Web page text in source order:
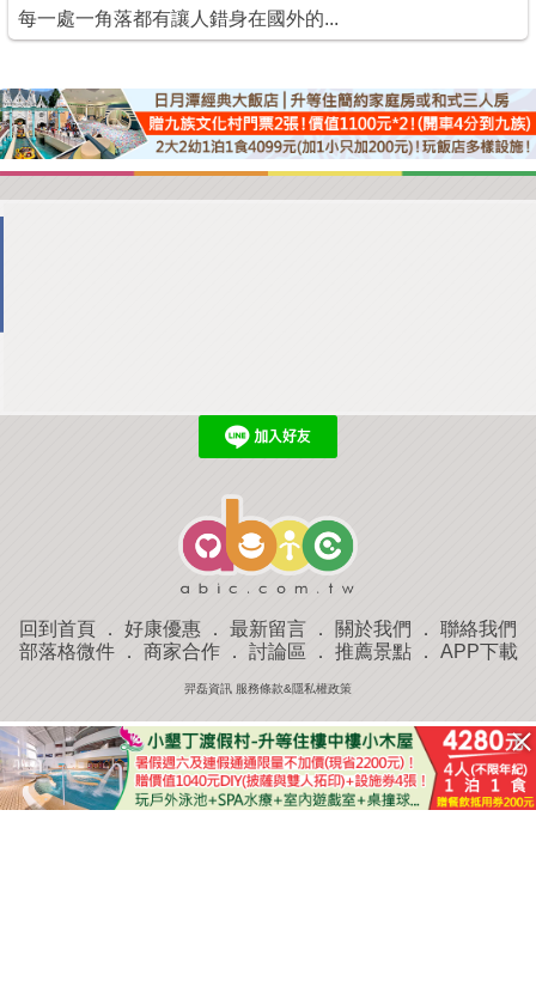
每一處一角落都有讓人錯身在國外的...
回到首頁 ． 好康優惠 ． 最新留言 ． 關於我們 ． 聯絡我們
部落格微件． 商家合作． 討論區 ． 推薦景點． APP下載
羿磊資訊 服務條款&隱私權政策